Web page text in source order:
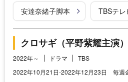
安達奈緒子脚本 TBSテレ
クロサギ（平野紫耀主演）
2022年～ ドラマ
TBS
2022年10月21日-2022年12月23日 毎週